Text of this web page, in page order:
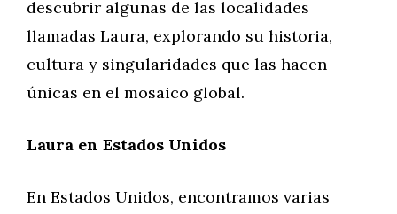
descubrir algunas de las localidades
llamadas Laura, explorando su historia,
cultura y singularidades que las hacen
únicas en el mosaico global.
Laura en Estados Unidos
En Estados Unidos, encontramos varias